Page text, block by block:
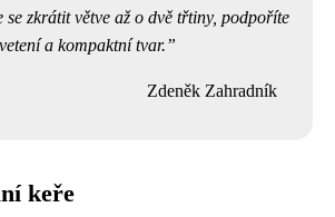
se zkrátit větve až o dvě třtiny, podpoříte
a kompaktní tvar.
Zdeněk Zahradník
keře